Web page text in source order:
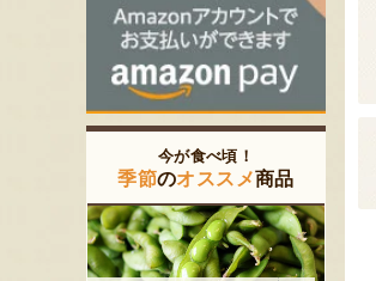
今が食べ頃！
季節のオススメ商品